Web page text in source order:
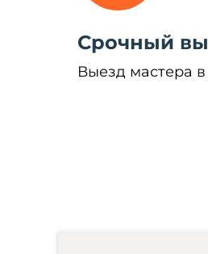
Срочный
Выезд мастера